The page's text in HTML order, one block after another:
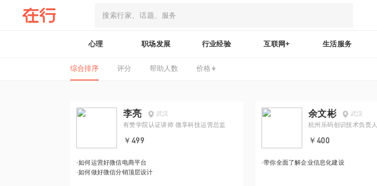
心理 职场发展 行业经验 互联网+ 生活服务
综合排序 评分 帮助人数 价格
李亮
武汉
有赞学院认证讲师 微享科技运营总监
￥499
·如何运营好微信电商平台
·如何做好微信分销顶层设计
余文彬
武汉
杭州乐码创识技术负责人
￥400
·带你全面了解企业信息化建设